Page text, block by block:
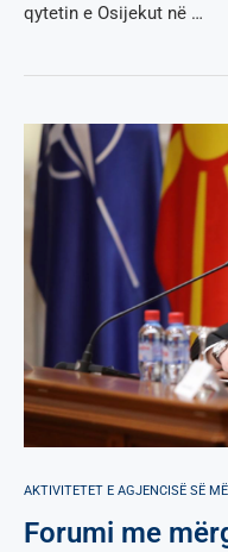
qytetin e Osijekut në …
AKTIVITETET E AGJENCISË SË
Forumi me